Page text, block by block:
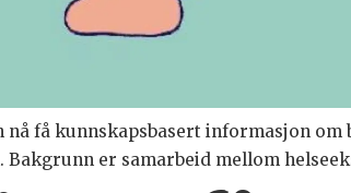
nå få kunnskapsbasert informasjon
Bakgrunn er samarbeid mellom